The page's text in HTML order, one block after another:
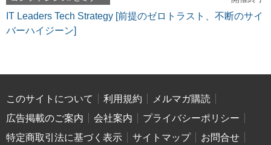
IT Leaders Tech Strategy [前提のゼロトラスト、不断のサイ
バーハイジーン]
このサイトについて 利用規約
メルマガ購読
広告掲載のご案内
会社案内
プライバシーポリシー
特定商取引法に基づく表示
サイトマップ
お問合せ